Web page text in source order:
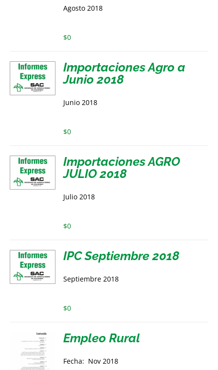
Agosto 2018
$0
Importaciones Agro a
Junio 2018
Junio 2018
$0
Importaciones AGRO
JULIO 2018
Julio 2018
$0
IPC Septiembre 2018
Septiembre 2018
$0
Empleo Rural
Fecha: Nov 2018